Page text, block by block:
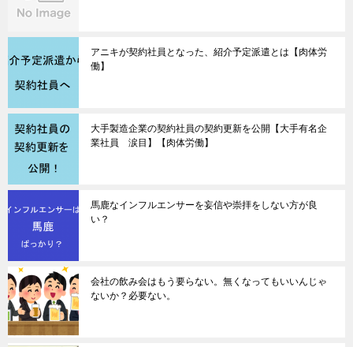
アニキが契約社員となった、紹介予定派遣とは【肉体労
働】
大手製造企業の契約社員の契約更新を公開【大手有名企
業社員 涙目】【肉体労働】
馬鹿なインフルエンサーを妄信や崇拝をしない方が良
い？
会社の飲み会はもう要らない。無くなってもいいんじゃ
ないか？必要ない。